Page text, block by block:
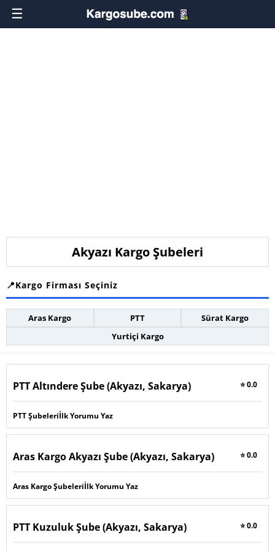
☰
Akyazı Kargo Şubeleri
Kargo Firması Seçiniz
Aras Kargo PTT
Sürat Kargo
Yurtiçi Kargo
PTT Altındere Şube (Akyazı, Sakarya) ⭐ 0.0
PTT Şubeleriİlk Yorumu Yaz
Aras Kargo Akyazı Şube (Akyazı, Sakarya) ⭐ 0.0
Aras Kargo Şubeleriİlk Yorumu Yaz
PTT Kuzuluk Şube (Akyazı, Sakarya) ⭐ 0.0